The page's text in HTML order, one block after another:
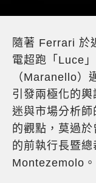
隨著 Ferrari 於
電超跑「Luce
（Maranello）
引發兩極化的
迷與市場分析師
的觀點，莫過
的前執行長暨
Montezemolo。